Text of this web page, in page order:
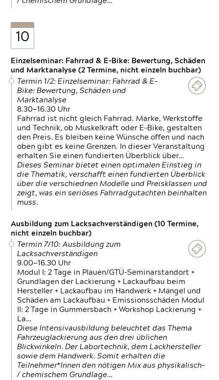
10
Einzelseminar: Fahrrad & E-Bike: Bewertung, Schäden
und Marktanalyse (2 Termine, nicht einzeln buchbar)
Termin 1/2: Einzelseminar: Fahrrad & E-
Bike: Bewertung, Schäden und
Marktanalyse
8.30—16.30 Uhr
Fahrrad ist nicht gleich Fahrrad. Marke, Werkstoffe
und Technik, ob Muskelkraft oder E-Bike, gestalten
den Preis. Es bleiben keine Wünsche offen und nach
oben gibt es keine Grenzen. In dieser Veranstaltung
erhalten Sie einen fundierten Überblick über…
Dieses Seminar bietet einen optimalen Einstieg in
die Thematik, verschafft einen fundierten Überblick
über die verschiednen Modelle und Preisklassen und
zeigt, was ein seriöses Fahrradgutachten beinhalten
muss.
Ausbildung zum Lacksachverständigen (10 Termine,
nicht einzeln buchbar)
Termin 7/10: Ausbildung zum
Lacksachverständigen
9.00—16.30 Uhr
Modul I: 2 Tage in Plauen/GTÜ-Seminarstandort +
Grundlagen der Lackierung + Lackaufbau beim
Hersteller + Lackaufbau im Handwerk + Mängel und
Schäden am Lackaufbau + Emissionsschäden Modul
II: 2 Tage in Gummersbach + Workshop Lackierung +
La…
Diese Intensivausbildung beleuchtet das Thema
Fahrzeuglackierung aus den drei üblichen
Blickwinkeln. Der Labortechnik, dem Lackhersteller
sowie dem Handwerk. Somit erhalten die
Teilnehmer*Innen den nötigen Mix aus physikalisch-
/ chemischem Grundlage…